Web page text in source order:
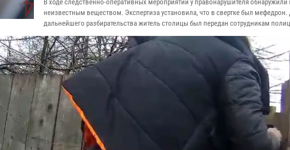
В ходе следственно-оперативных мероприятий у правонарушителя обнаружили
неизвестным веществом. Экспертиза установила, что в свертке был мефедрон.
дальнейшего разбирательства житель столицы был передан сотрудникам